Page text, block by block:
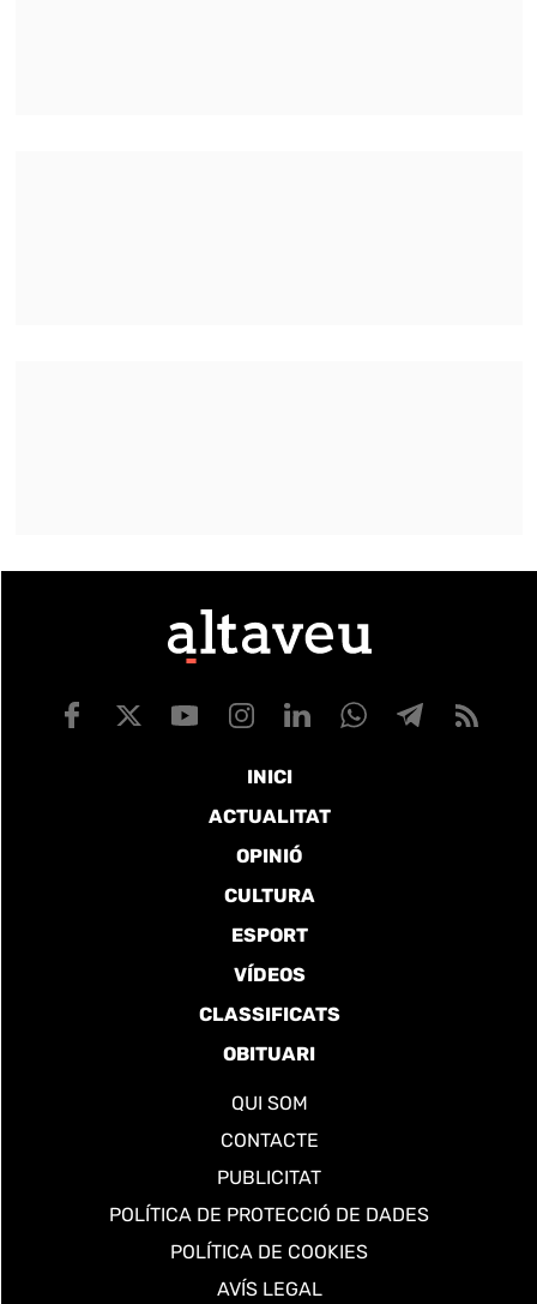
INICI
ACTUALITAT
OPINIÓ
CULTURA
ESPORT
VÍDEOS
CLASSIFICATS
OBITUARI
QUI SOM
CONTACTE
PUBLICITAT
POLÍTICA DE PROTECCIÓ DE DADES
POLÍTICA DE COOKIES
AVÍS LEGAL